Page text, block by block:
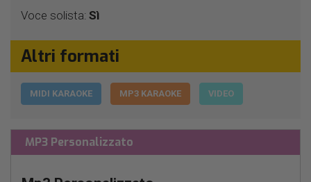
Voce solista: Sì
Altri formati
MIDI KARAOKE MP3 KARAOKE VIDEO
MP3 Personalizzato